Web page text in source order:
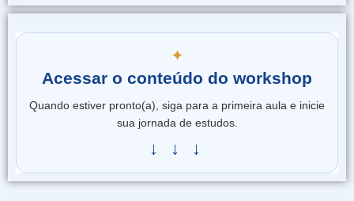
✦
Acessar o conteúdo do workshop
Quando estiver pronto(a), siga para a primeira aula e inicie
sua jornada de estudos.
↓ ↓ ↓